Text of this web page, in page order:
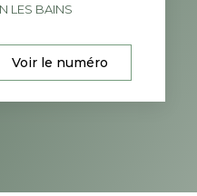
LES BAINS
Voir le numéro